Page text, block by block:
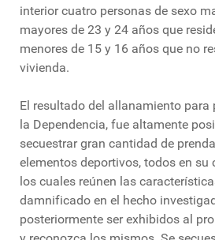
interior cuatro personas de sexo
mayores de 23 y 24 años que
menores de 15 y 16 años que no
vivienda.
El resultado del allanamiento para
la Dependencia, fue altamente
secuestrar gran cantidad de
elementos deportivos, todos en su
los cuales reúnen las
damnificado en el hecho
posteriormente ser exhibidos al